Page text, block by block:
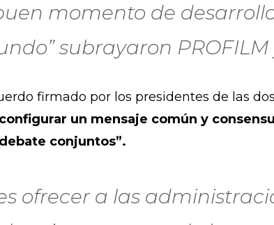
momento de
subrayaron PROFILM
firmado por los presidentes de las
un mensaje común y
conjuntos”.
ofrecer a las